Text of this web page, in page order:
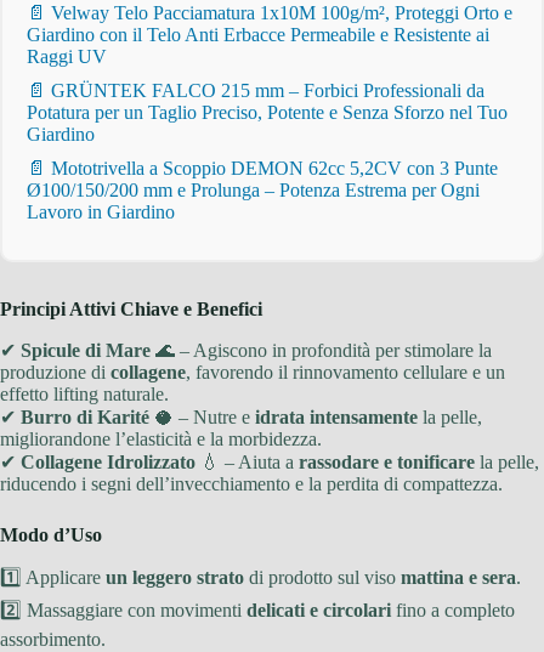
📄 Velway Telo Pacciamatura 1x10M 100g/m², Proteggi Orto e
Giardino con il Telo Anti Erbacce Permeabile e Resistente ai
Raggi UV
📄 GRÜNTEK FALCO 215 mm – Forbici Professionali da
Potatura per un Taglio Preciso, Potente e Senza Sforzo nel Tuo
Giardino
📄 Mototrivella a Scoppio DEMON 62cc 5,2CV con 3 Punte
Ø100/150/200 mm e Prolunga – Potenza Estrema per Ogni
Lavoro in Giardino
Principi Attivi Chiave e Benefici
✔ Spicule di Mare 🌊 – Agiscono in profondità per stimolare la
produzione di collagene, favorendo il rinnovamento cellulare e un
effetto lifting naturale.
✔ Burro di Karité 🥥 – Nutre e idrata intensamente la pelle,
migliorandone l’elasticità e la morbidezza.
✔ Collagene Idrolizzato 💧 – Aiuta a rassodare e tonificare la pelle,
riducendo i segni dell’invecchiamento e la perdita di compattezza.
Modo d’Uso
1️⃣ Applicare un leggero strato di prodotto sul viso mattina e sera.
2️⃣ Massaggiare con movimenti delicati e circolari fino a completo
assorbimento.